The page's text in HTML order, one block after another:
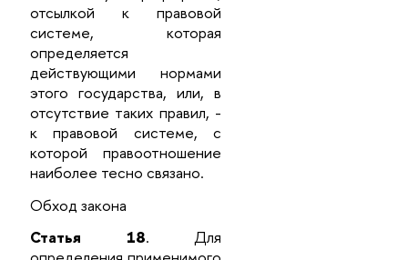
отсылкой к правовой
системе, которая
определяется
действующими нормами
этого государства, или, в
отсутствие таких правил, -
к правовой системе, с
которой правоотношение
наиболее тесно связано.
Обход закона
Статья 18. Для